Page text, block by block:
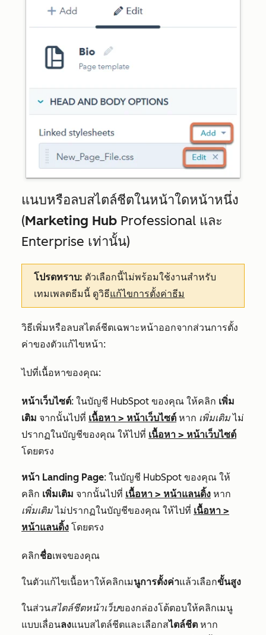
แนบหรือลบสไตล์ชีตในหน้าใดหน้าหนึ่ง
(Marketing Hub Professional และ
Enterprise เท่านั้น)
โปรดทราบ: ตัวเลือกนี้ไม่พร้อมใช้งานสำหรับ
เทมเพลตธีมนี้ ดูวิธีแก้ไขการตั้งค่าธีม
วิธีเพิ่มหรือลบสไตล์ชีตเฉพาะหน้าออกจากส่วนการตั้ง
ค่าของตัวแก้ไขหน้า:
ไปที่เนื้อหาของคุณ:
หน้าเว็บไซต์: ในบัญชี HubSpot ของคุณ ให้คลิก เพิ่ม
เติม จากนั้นไปที่ เนื้อหา > หน้าเว็บไซต์ หาก เพิ่มเติมไม่
ปรากฏในบัญชีของคุณ ให้ไปที่ เนื้อหา > หน้าเว็บไซต์
โดยตรง
หน้า Landing Page: ในบัญชี HubSpot ของคุณ ให้
คลิก เพิ่มเติม จากนั้นไปที่ เนื้อหา > หน้าแลนดิ้ง หาก
เพิ่มเติมไม่ปรากฏในบัญชีของคุณ ให้ไปที่ เนื้อหา >
หน้าแลนดิ้ง โดยตรง
คลิกชื่อเพจของคุณ
ในตัวแก้ไขเนื้อหาให้คลิกเมนูการตั้งค่าแล้วเลือกขั้นสูง
ในส่วนสไตล์ชีตหน้าเว็บของกล่องโต้ตอบให้คลิกเมนู
แบบเลื่อนลงแนบสไตล์ชีตและเลือกสไตล์ชีต หาก